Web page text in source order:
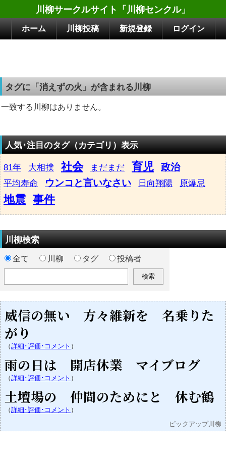
川柳サークルサイト「川柳センクル」
ホーム 川柳投稿 新規登録 ログイン
タグに「消えずの火」が含まれる川柳
一致する川柳はありません。
人気･注目のタグ（カテゴリ）表示
81年 大相撲 社会 まだまだ 育児 政治
平均寿命 ウンコと言いなさい 日向翔陽 原爆忌
地震 事件
川柳検索
全て 川柳 タグ 投稿者
威信の無い 方々維新を 名乗りた
がり
（詳細･評価･コメント ）
雨の日は 開店休業 マイブログ
（詳細･評価･コメント ）
土壇場の 仲間のためにと 休む鶴
（詳細･評価･コメント ）
ピックアップ川柳